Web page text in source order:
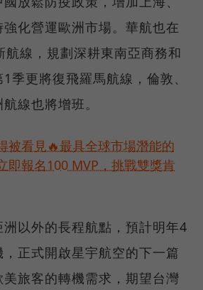
化營運歐洲市場。華航也在
航線，規劃深耕東南亞商務和
季更將復飛羅馬航線，倫敦、
線也將增班。
被看見🔥最具全球市場潛能的
即報名100 MVP，挑戰雙獎肯
以外的長程航點，預計明年4
，正式開啟星宇航空的下一篇
旅客的轉機需求，期望台灣